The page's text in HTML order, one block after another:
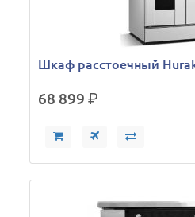
Шкаф расстоечный
68 899р.